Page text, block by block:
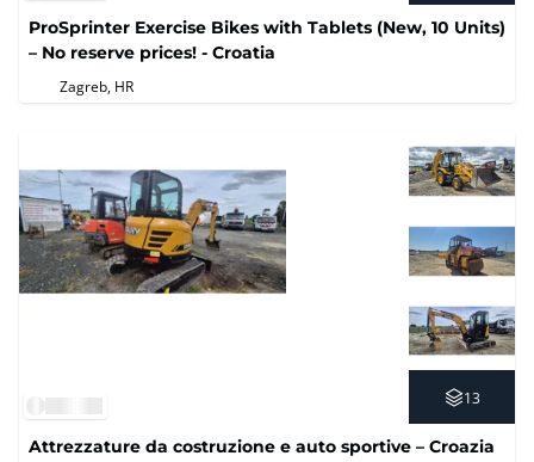
ProSprinter Exercise Bikes with Tablets (New, 10 Units)
– No reserve prices! - Croatia
Zagreb, HR
13
Attrezzature da costruzione e auto sportive – Croazia